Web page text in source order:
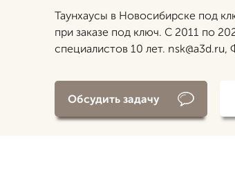
Таунхаусы в Новосибирске под
при заказе под ключ. С 2011 по
специалистов 10 лет. nsk@a3d.ru,
Обсудить задачу